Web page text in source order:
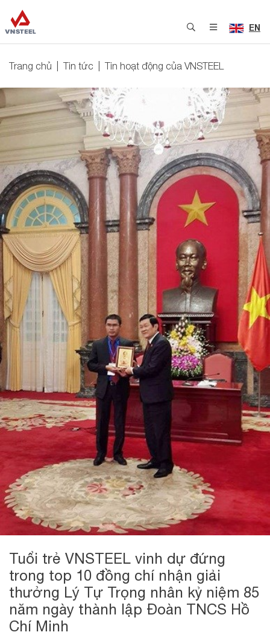
EN
Trang chủ Tin tức Tin hoạt động của VNSTEEL
Tuổi trẻ VNSTEEL vinh dự đứng
trong top 10 đồng chí nhận giải
thưởng Lý Tự Trọng nhân kỷ niệm 85
năm ngày thành lập Đoàn TNCS Hồ
Chí Minh